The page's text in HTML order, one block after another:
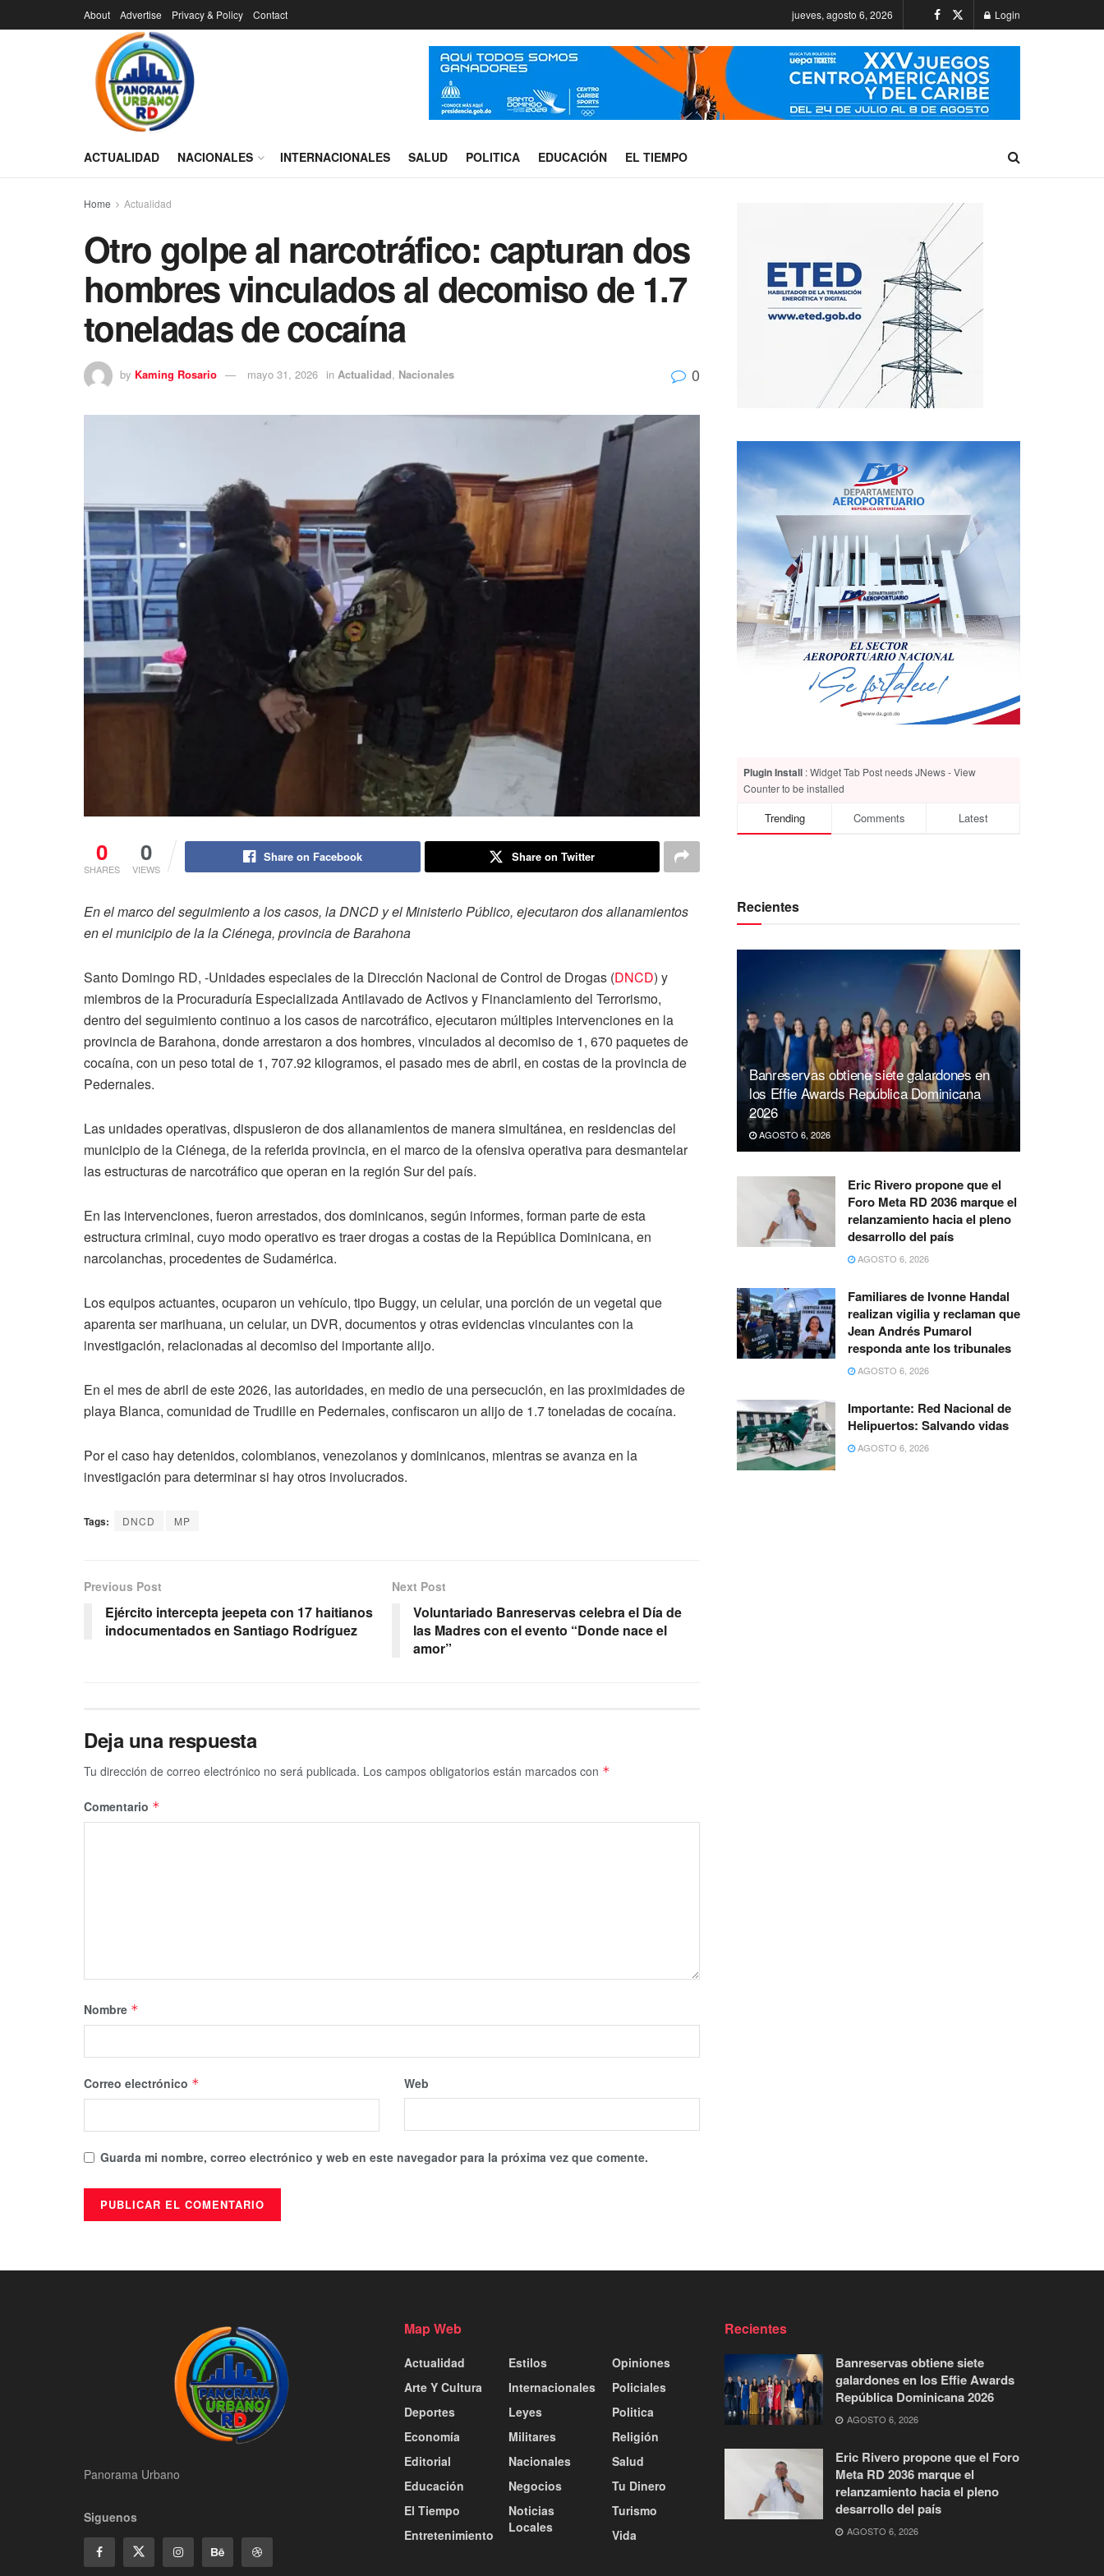
About Advertise Privacy & Policy Contact jueves, agosto 6, 2026 Login
ACTUALIDAD NACIONALES INTERNACIONALES SALUD POLITICA EDUCACIÓN EL TIEMPO
Home Actualidad
Otro golpe al narcotráfico: capturan dos
hombres vinculados al decomiso de 1.7
toneladas de cocaína
by Kaming Rosario mayo 31, 2026 in Actualidad, Nacionales 0
0
SHARES
0
VIEWS
Share on Facebook Share on Twitter
En el marco del seguimiento a los casos, la DNCD y el Ministerio Público, ejecutaron dos allanamientos
en el municipio de la la Ciénega, provincia de Barahona
Santo Domingo RD, -Unidades especiales de la Dirección Nacional de Control de Drogas (DNCD) y
miembros de la Procuraduría Especializada Antilavado de Activos y Financiamiento del Terrorismo,
dentro del seguimiento continuo a los casos de narcotráfico, ejecutaron múltiples intervenciones en la
provincia de Barahona, donde arrestaron a dos hombres, vinculados al decomiso de 1, 670 paquetes de
cocaína, con un peso total de 1, 707.92 kilogramos, el pasado mes de abril, en costas de la provincia de
Pedernales.
Las unidades operativas, dispusieron de dos allanamientos de manera simultánea, en residencias del
municipio de la Ciénega, de la referida provincia, en el marco de la ofensiva operativa para desmantelar
las estructuras de narcotráfico que operan en la región Sur del país.
En las intervenciones, fueron arrestados, dos dominicanos, según informes, forman parte de esta
estructura criminal, cuyo modo operativo es traer drogas a costas de la República Dominicana, en
narcolanchas, procedentes de Sudamérica.
Los equipos actuantes, ocuparon un vehículo, tipo Buggy, un celular, una porción de un vegetal que
aparenta ser marihuana, un celular, un DVR, documentos y otras evidencias vinculantes con la
investigación, relacionadas al decomiso del importante alijo.
En el mes de abril de este 2026, las autoridades, en medio de una persecución, en las proximidades de
playa Blanca, comunidad de Trudille en Pedernales, confiscaron un alijo de 1.7 toneladas de cocaína.
Por el caso hay detenidos, colombianos, venezolanos y dominicanos, mientras se avanza en la
investigación para determinar si hay otros involucrados.
Tags: DNCD MP
Previous Post
Ejército intercepta jeepeta con 17 haitianos
indocumentados en Santiago Rodríguez
Next Post
Voluntariado Banreservas celebra el Día de
las Madres con el evento “Donde nace el
amor”
Deja una respuesta
Tu dirección de correo electrónico no será publicada. Los campos obligatorios están marcados con *
Comentario *
Nombre *
Correo electrónico * Web
Guarda mi nombre, correo electrónico y web en este navegador para la próxima vez que comente.
Plugin Install : Widget Tab Post needs JNews - View
Counter to be installed
Trending Comments Latest
Recientes
Banreservas obtiene siete galardones en
los Effie Awards República Dominicana
2026
AGOSTO 6, 2026
Eric Rivero propone que el
Foro Meta RD 2036 marque el
relanzamiento hacia el pleno
desarrollo del país
AGOSTO 6, 2026
Familiares de Ivonne Handal
realizan vigilia y reclaman que
Jean Andrés Pumarol
responda ante los tribunales
AGOSTO 6, 2026
Importante: Red Nacional de
Helipuertos: Salvando vidas
AGOSTO 6, 2026
Panorama Urbano
Siguenos
Map Web
Actualidad
Arte Y Cultura
Deportes
Economía
Editorial
Educación
El Tiempo
Entretenimiento
Estilos
Internacionales
Leyes
Militares
Nacionales
Negocios
Noticias
Locales
Opiniones
Policiales
Politica
Religión
Salud
Tu Dinero
Turismo
Vida
Recientes
Banreservas obtiene siete
galardones en los Effie Awards
República Dominicana 2026
AGOSTO 6, 2026
Eric Rivero propone que el Foro
Meta RD 2036 marque el
relanzamiento hacia el pleno
desarrollo del país
AGOSTO 6, 2026